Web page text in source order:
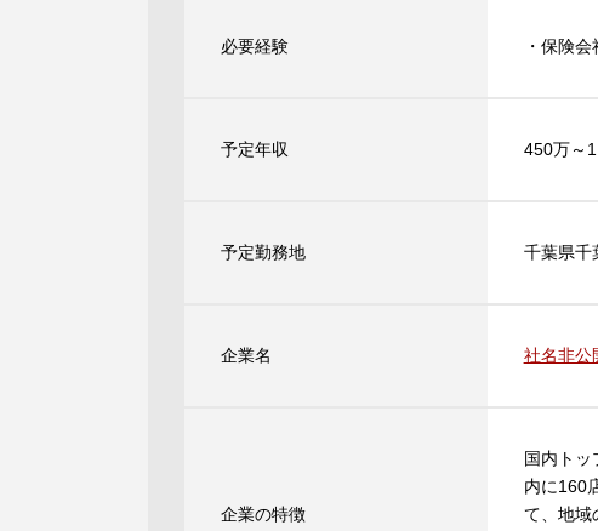
必要経験 ・保険
予定年収 450万～
予定勤務地 千葉県千
企業名 社名非公
企業の特徴
国内トッ
内に160
て、地域